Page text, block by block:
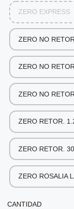
ZERO EXPRESS
ZERO NO
ZERO NO
ZERO NO
ZERO RETOR.
ZERO RETOR.
ZERO ROSALIA
CANTIDAD